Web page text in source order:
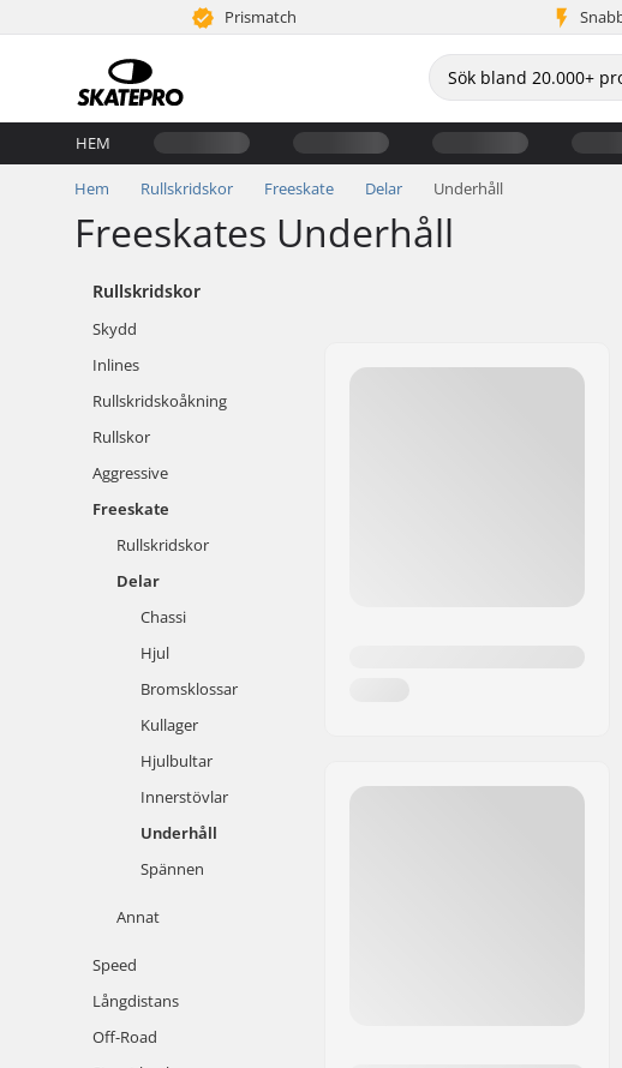
Prismatch
HEM
Hem Rullskridskor Freeskate Delar Underhåll
Freeskates Underhåll
Rullskridskor
Skydd
Inlines
Rullskridskoåkning
Rullskor
Aggressive
Freeskate
Rullskridskor
Delar
Chassi
Hjul
Bromsklossar
Kullager
Hjulbultar
Innerstövlar
Underhåll
Spännen
Annat
Speed
Långdistans
Off-Road